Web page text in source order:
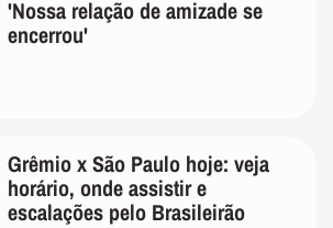
'Nossa relação de amizade se
encerrou'
Grêmio x São Paulo hoje: veja
horário, onde assistir e
escalações pelo Brasileirão